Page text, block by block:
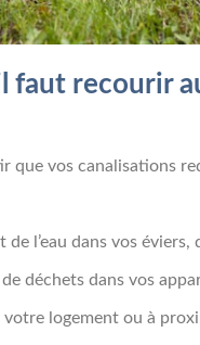
faut recourir
que vos canalisations
l’eau dans vos
déchets dans vos
logement ou à